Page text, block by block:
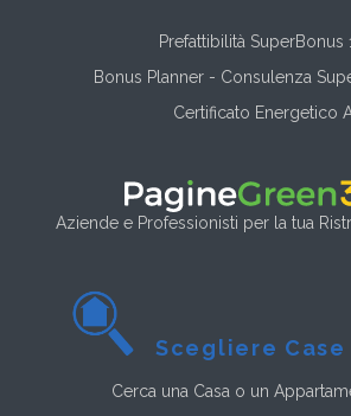
Prefattibilità SuperBonus
Bonus Planner - Consulenza
Certificato Energetico
Aziende e Professionisti per la tua
Scegliere Case
Cerca una Casa o un